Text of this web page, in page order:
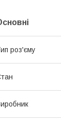
роз'єму